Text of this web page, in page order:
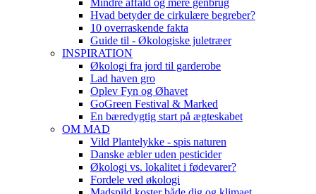
Hvad betyder de cirkulære begreber?
10 overraskende fakta
Guide til - Økologiske juletræer
INSPIRATION
Økologi fra jord til garderobe
Lad haven gro
Oplev Fyn og Øhavet
GoGreen Festival & Marked
En bæredygtig start på ægteskabet
OM MAD
Vild Plantelykke - spis naturen
Danske æbler uden pesticider
Økologi vs. lokalitet i fødevarer?
Fordele ved økologi